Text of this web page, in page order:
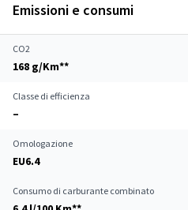
Emissioni e consumi
CO2
168 g/Km**
Classe di efficienza
–
Omologazione
EU6.4
Consumo di carburante combinato